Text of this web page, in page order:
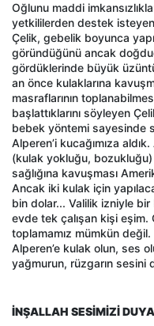
Oğlunu maddi
yetkililerden destek
Çelik, gebelik boyunca
göründüğünü ancak
gördüklerinde büyük
an önce kulaklarına
masraflarının
başlattıklarını söyleyen
bebek yöntemi sayesinde
Alperen’i kucağımıza
(kulak yokluğu, bozukluğu)
sağlığına kavuşması
Ancak iki kulak için
bin dolar... Valilik izniyle bir
evde tek çalışan kişi eşim.
toplamamız mümkün
Alperen’e kulak olun, ses
yağmurun, rüzgarın sesini
İNŞALLAH SESİMİZİ